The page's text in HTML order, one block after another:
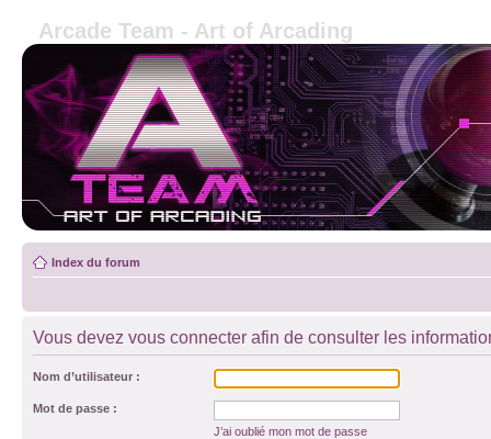
Arcade Team - Art of Arcading
Index du forum
Vous devez vous connecter afin de consulter les
Nom d’utilisateur :
Mot de passe :
J’ai oublié mon mot de passe